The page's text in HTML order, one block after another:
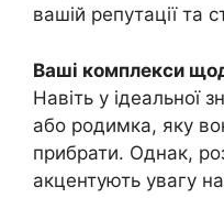
вашій репутації та
Ваші комплекси
Навіть у ідеальної
або родимка, яку
прибрати. Однак,
акцентують увагу